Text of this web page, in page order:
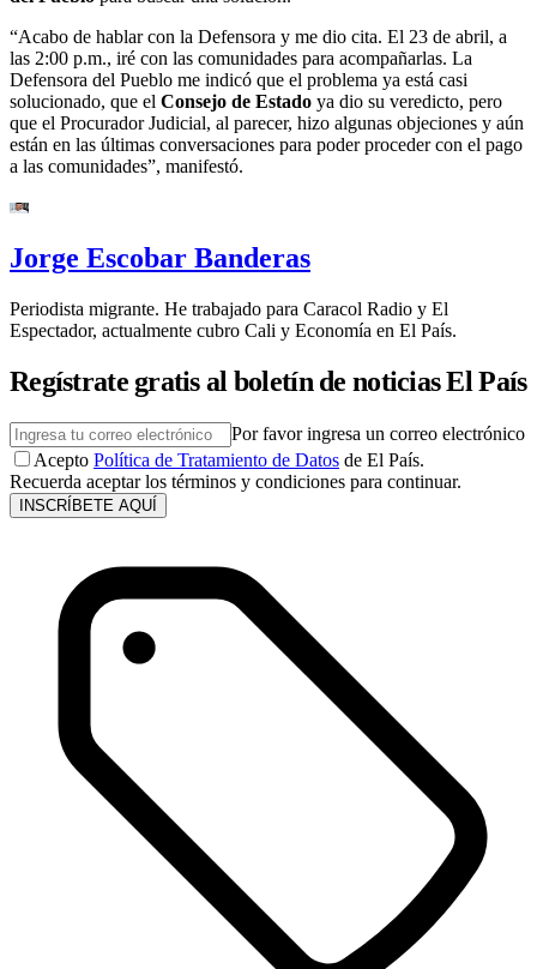
“Acabo de hablar con la Defensora y me dio cita. El 23 de abril, a
las 2:00 p.m., iré con las comunidades para acompañarlas. La
Defensora del Pueblo me indicó que el problema ya está casi
solucionado, que el Consejo de Estado ya dio su veredicto, pero
que el Procurador Judicial, al parecer, hizo algunas objeciones y aún
están en las últimas conversaciones para poder proceder con el pago
a las comunidades”, manifestó.
Jorge Escobar Banderas
Periodista migrante. He trabajado para Caracol Radio y El
Espectador, actualmente cubro Cali y Economía en El País.
Regístrate gratis al boletín de noticias El País
Por favor ingresa un correo electrónico
Acepto Política de Tratamiento de Datos de El País.
Recuerda aceptar los términos y condiciones para continuar.
INSCRÍBETE AQUÍ